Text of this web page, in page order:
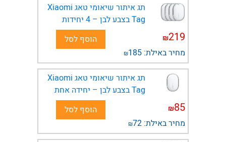
תג איתור שיאומי טאג Xiaomi
Tag בצבע לבן – 4 יחידות
219
₪
מחיר באילת: 185
₪
הוסף לסל
תג איתור שיאומי טאג Xiaomi
Tag בצבע לבן – יחידה אחת
85
₪
מחיר באילת: 72
₪
הוסף לסל